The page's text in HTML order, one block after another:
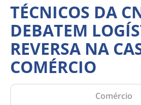
TÉCNICOS DA
DEBATEM
REVERSA NA
COMÉRCIO
Comércio